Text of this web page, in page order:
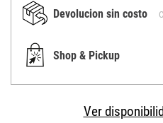
Devolucion sin costo
Shop & Pickup
Ver